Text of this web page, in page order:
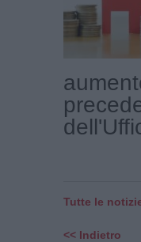
Tutte le
<< Indietro